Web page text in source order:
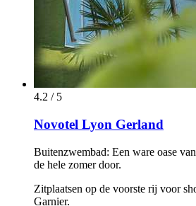
4.2 / 5
Novotel Lyon Gerland
Buitenzwembad: Een ware oase
de hele zomer door.
Zitplaatsen op de voorste rij voor
Garnier.